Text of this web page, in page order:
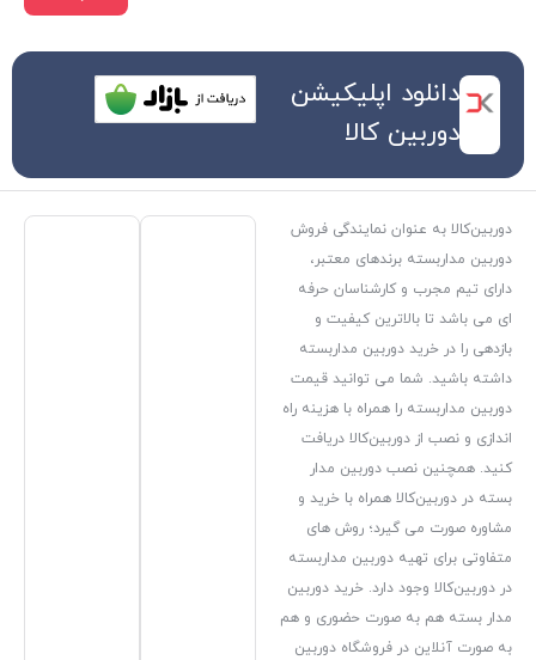
اپلیکیشن
نمایندگی فروش
معتبر،
حرفه
کیفیت و
مداربسته
توانید قیمت
با هزینه راه
دریافت
مدار
با خرید و
روش های
مداربسته
خرید دوربین
حضوری و هم
دوربین